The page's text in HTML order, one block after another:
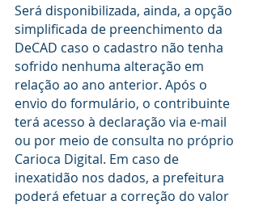
Será disponibilizada, ainda, a opção
simplificada de preenchimento da
DeCAD caso o cadastro não tenha
sofrido nenhuma alteração em
relação ao ano anterior. Após o
envio do formulário, o contribuinte
terá acesso à declaração via e-mail
ou por meio de consulta no próprio
Carioca Digital. Em caso de
inexatidão nos dados, a prefeitura
poderá efetuar a correção do valor